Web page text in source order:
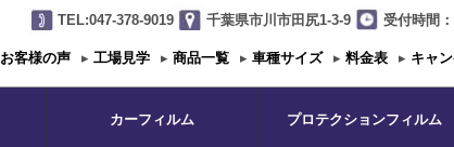
TEL:047-378-9019 千葉県市川市田尻1-3-9 受付時間
お客様の声 ▸ 工場見学 ▸ 商品一覧 ▸ 車種サイズ ▸ 料金表 ▸ キャ
カーフィルム プロテクションフィルム